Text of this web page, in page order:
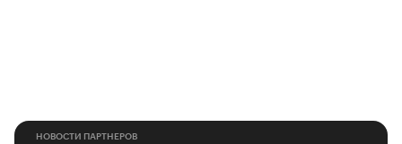
НОВОСТИ ПАРТНЕРОВ